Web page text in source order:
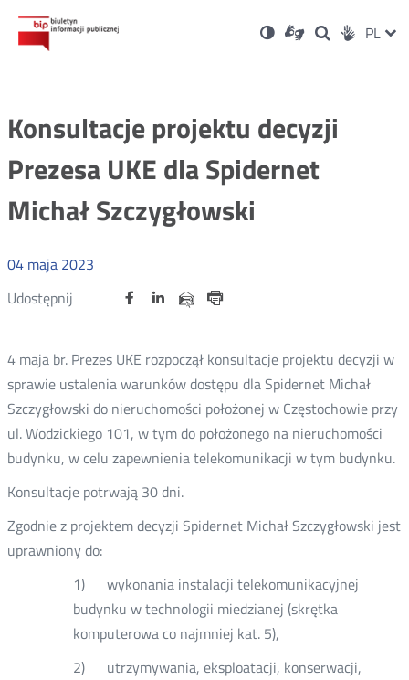
Ustawienia
Wersja
kontrastowa
Dla
niesłyszących
OtwórzOtwórz
w
Otwórz
w
Social PL
Konsultacje projektu decyzji
Prezesa UKE dla Spidernet
Michał Szczygłowski
04 maja 2023
Udostępnij
Udostępnij
Otwórz Udostępnij
na
OtwórzUdostępnij
na
OtwórzUdostępnij
przez
4 maja br. Prezes UKE rozpoczął konsultacje projektu decyzji w
sprawie ustalenia warunków dostępu dla Spidernet Michał
Szczygłowski do nieruchomości położonej w Częstochowie przy
ul. Wodzickiego 101, w tym do położonego na nieruchomości
budynku, w celu zapewnienia telekomunikacji w tym budynku.
Konsultacje potrwają 30 dni.
Zgodnie z projektem decyzji Spidernet Michał Szczygłowski jest
uprawniony do:
1) wykonania instalacji telekomunikacyjnej
budynku w technologii miedzianej (skrętka
komputerowa co najmniej kat. 5),
2) utrzymywania, eksploatacji, konserwacji,